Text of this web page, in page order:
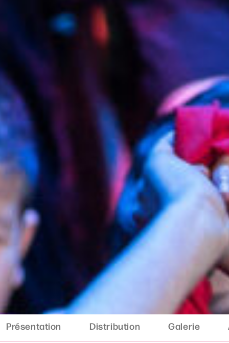
Présentation Distribution Galerie
Rechercher